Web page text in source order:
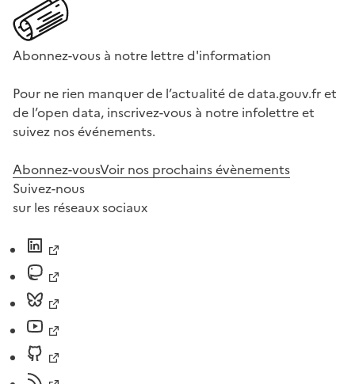
Abonnez-vous à notre lettre d'information
Pour ne rien manquer de l’actualité de data.gouv.fr et
de l’open data, inscrivez-vous à notre infolettre et
suivez nos événements.
Abonnez-vousVoir nos prochains évènements
Suivez-nous
sur les réseaux sociaux